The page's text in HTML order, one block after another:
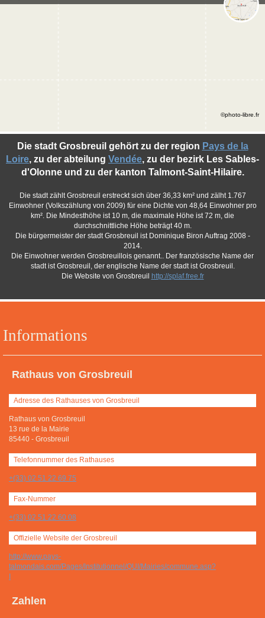
Informations
Rathaus von Grosbreuil
Adresse des Rathauses von Grosbreuil
Rathaus von Grosbreuil
13 rue de la Mairie
85440 - Grosbreuil
Telefonnummer des Rathauses
+(33) 02 51 22 69 75
Fax-Nummer
+(33) 02 51 22 60 08
Offizielle Website der Grosbreuil
http://www.pays-
talmondais.com/Pages/Institutionnel/QUI/Mairies/commune.asp?
Zahlen
Die stadt Grosbreuil gehört zu der region Pays de la
Loire, zu der abteilung Vendée, zu der bezirk Les Sables-
d'Olonne und zu der kanton Talmont-Saint-Hilaire.
Die stadt zählt Grosbreuil erstreckt sich über 36,33 km² und zälht 1.767
Einwohner (Volkszählung von 2009) für eine Dichte von 48,64 Einwohner pro
km². Die Mindesthöhe ist 10 m, die maximale Höhe ist 72 m, die
durchschnittliche Höhe beträgt 40 m.
Die bürgermeister der stadt Grosbreuil ist Dominique Biron Auftrag 2008 -
2014.
Die Einwohner werden Grosbreuillois genannt.. Der französische Name der
stadt ist Grosbreuil, der englische Name der stadt ist Grosbreuil.
Die Website von Grosbreuil
http://splaf.free.fr
©photo-libre.fr